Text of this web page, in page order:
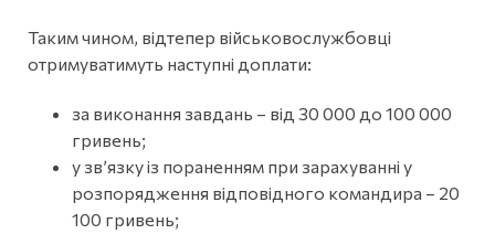
Таким чином, відтепер військовослужбовці
отримуватимуть наступні доплати:
за виконання завдань – від 30 000 до 100 000
гривень;
у звʼязку із пораненням при зарахуванні у
розпорядження відповідного командира – 20
100 гривень;